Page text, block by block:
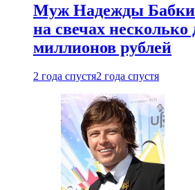
Муж Надежды
на свечах несколько
миллионов рублей
2 года спустя2 года спустя